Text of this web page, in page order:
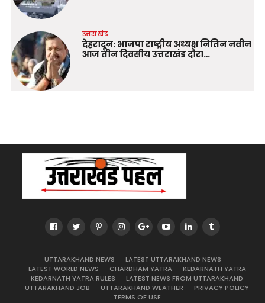
उत्तराखंड
देहरादून: भाजपा राष्ट्रीय अध्यक्ष नितिन नवीन
आज तीन दिवसीय उत्तराखंड दौरा…
UTTARAKHAND NEWS
LATEST UTTARAKHAND NEWS
LATEST WORLD NEWS
CHARDHAM YATRA
KEDARNATH YATRA
KEDARNATH YATRA RULES
LATEST NEWS FROM UTTARAKHAND
UTTARAKHAND JOB
UTTARAKHAND WEATHER
PRIVACY POLICY
TERMS OF USE